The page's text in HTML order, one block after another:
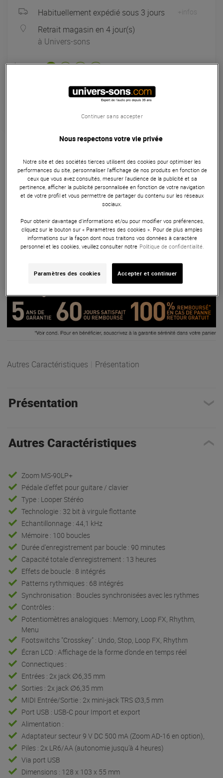
Habituellement expédié sous 3 jours +infos
Retrait magasin en 4 jour(s)
à Univers-sons
/ mois
Mensualités :
Coût de financement :
Garantie3 ans
Effets et traitements
La Zoom MS-90LP+ est une pédale looper stéréo 32 bits
offrant jusqu’à 13 heures d’enregistrement, 8 effets intégrés,
potentiomètres, footswitchs et écran LCD. Polyvalente et
compacte, elle s’adapte aux besoins des guitaristes et
claviéristes.
Autres Caractéristiques Présentation
Présentation
Autres Caractéristiques
Zoom MS-90LP+
Pédale d'effet pour guitare / clavier
Type : Looper Stéréo
Technologie : 32 bit à virgule flottante
Echantillonnage : 44,1 kHz
Mémoire : 100 boucles
Durée d'enregistrement par boucle : 90 minutes
Capacité totale d'enregistrement : 13 heures
Effets de boucle : 8 intégrés
Patterns rythmiques : 68 intégrés
Synchronisation : Boucles synchronisées avec les rythmes
Contrôles :
Potentiomètres analogiques : Memory, Loop FX, Rhythm,
Menu
Footswitchs "Crosskey" : Undo, Stop, Loop FX, Rhythm
Écran LCD : Affichage de la forme d’onde en temps réel
Connectiques :
Entrées : 2x jack ∅6,35 mm
Sorties : 2x jack ∅6,35 mm
MIDI Entrée/Sortie : 2x mini-jack TRS ∅3,5 mm
Port USB : USB-C pour Import et export
Alimentation :
Adaptateur secteur 9 V DC 500 mA (Zoom AD-16 en option),
Piles : 2x LR6/AA (autonomie jusqu’à 4 heures)
Via port USB
Dimensions : 128 x 103 x 55 mm
Nous respectons votre vie privée
Notre site et des sociétés tierces utilisent des cookies pour optimiser les
performances du site, personnaliser l’affichage de nos produits en fonction de
ceux que vous avez consultés, mesurer l'audience de la publicité et sa
pertinence, afficher la publicité personnalisée en fonction de votre navigation
et de votre profil et vous permettre de partager du contenu sur les réseaux
sociaux.
Pour obtenir davantage d'informations et/ou pour modifier vos préférences,
cliquez sur le bouton sur « Paramètres des cookies ». Pour de plus amples
informations sur la façon dont nous traitons vos données à caractère
personnel et les cookies, veuillez consulter notre Politique de confidentialité.
Paramètres des cookies Accepter et continuer
Continuer sans accepter